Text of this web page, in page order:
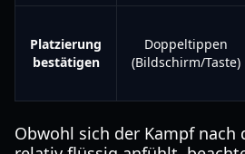
Platzierung
bestätigen
Doppeltippen
(Bildschirm/Taste)
Obwohl sich der Kampf